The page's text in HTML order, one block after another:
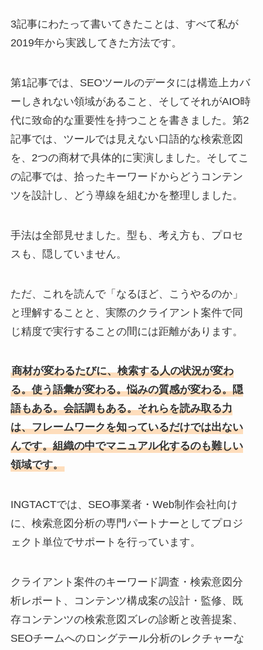
3記事にわたって書いてきたことは、すべて私が
2019年から実践してきた方法です。
第1記事では、SEOツールのデータには構造上カバ
ーしきれない領域があること、そしてそれがAIO時
代に致命的な重要性を持つことを書きました。第2
記事では、ツールでは見えない口語的な検索意図
を、2つの商材で具体的に実演しました。そしてこ
の記事では、拾ったキーワードからどうコンテン
ツを設計し、どう導線を組むかを整理しました。
手法は全部見せました。型も、考え方も、プロセ
スも、隠していません。
ただ、これを読んで「なるほど、こうやるのか」
と理解することと、実際のクライアント案件で同
じ精度で実行することの間には距離があります。
商材が変わるたびに、検索する人の状況が変わ
る。使う語彙が変わる。悩みの質感が変わる。隠
語もある。会話調もある。それらを読み取る力
は、フレームワークを知っているだけでは出ない
んです。組織の中でマニュアル化するのも難しい
領域です。
INGTACTでは、SEO事業者・Web制作会社向け
に、検索意図分析の専門パートナーとしてプロジ
ェクト単位でサポートを行っています。
クライアント案件のキーワード調査・検索意図分
析レポート、コンテンツ構成案の設計・監修、既
存コンテンツの検索意図ズレの診断と改善提案、
SEOチームへのロングテール分析のレクチャーな